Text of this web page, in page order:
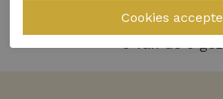
5 van de 5